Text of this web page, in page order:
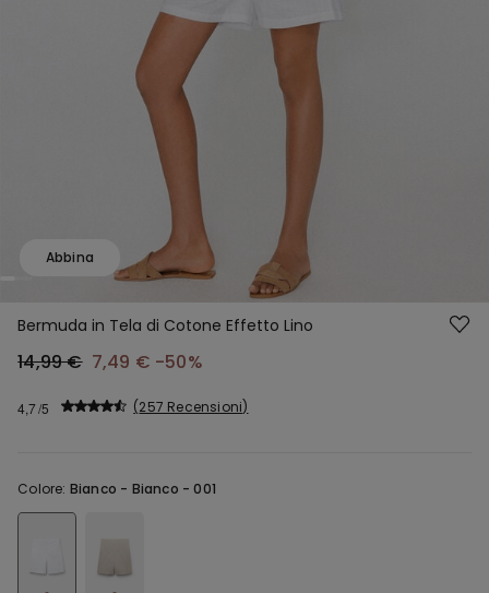
Abbina
Bermuda in Tela di Cotone Effetto Lino
14,99 € 7,49 € -50%
4,7 257 Recensioni
Colore: Bianco - Bianco - 001